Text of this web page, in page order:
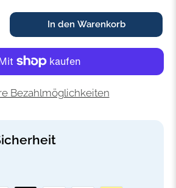
In den Warenkorb
Bezahlmöglichkeiten